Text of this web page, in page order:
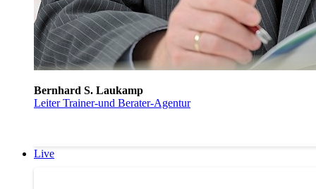
Bernhard S. Laukamp
Leiter Trainer-und Berater-Agentur
Live